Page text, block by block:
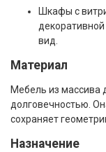
Шкафы с
вид.
Материал
Мебель из массива
долговечностью.
сохраняет
Назначение